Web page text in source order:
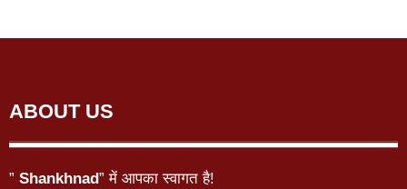
ABOUT US
” Shankhnad” में आपका स्वागत है!